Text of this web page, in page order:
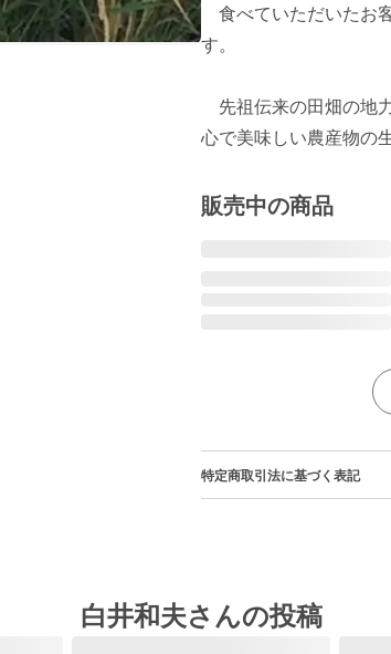
食べていただいたお
す。
先祖伝来の田畑の地
販売中の商品
特定商取引法に基づく表記
白井和夫さんの投稿